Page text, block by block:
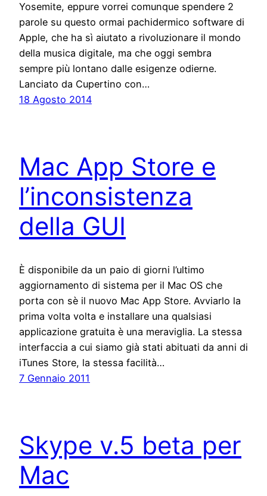
Yosemite, eppure vorrei comunque spendere 2
parole su questo ormai pachidermico software di
Apple, che ha sì aiutato a rivoluzionare il mondo
della musica digitale, ma che oggi sembra
sempre più lontano dalle esigenze odierne.
Lanciato da Cupertino con…
18 Agosto 2014
Mac App Store e
l’inconsistenza
della GUI
È disponibile da un paio di giorni l’ultimo
aggiornamento di sistema per il Mac OS che
porta con sè il nuovo Mac App Store. Avviarlo la
prima volta volta e installare una qualsiasi
applicazione gratuita è una meraviglia. La stessa
interfaccia a cui siamo già stati abituati da anni di
iTunes Store, la stessa facilità…
7 Gennaio 2011
Skype v.5 beta per
Mac